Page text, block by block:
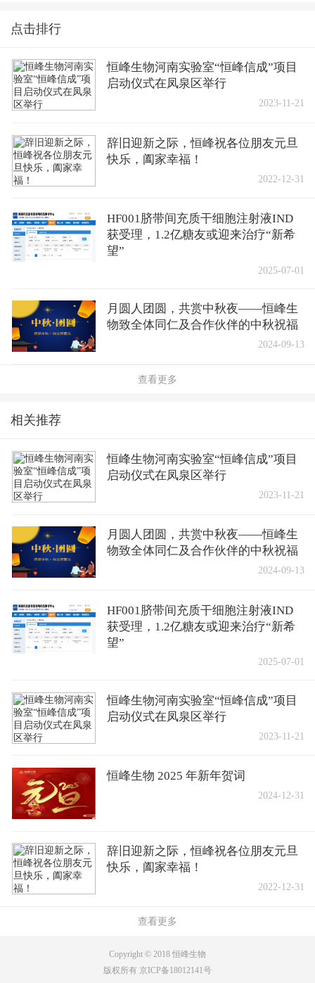
点击排行
恒峰生物河南实验室“恒峰信成”项目
启动仪式在凤泉区举行
2023-11-21
辞旧迎新之际，恒峰祝各位朋友元旦
快乐，阖家幸福！
2022-12-31
HF001脐带间充质干细胞注射液IND
获受理，1.2亿糖友或迎来治疗“新希
望”
2025-07-01
月圆人团圆，共赏中秋夜——恒峰生
物致全体同仁及合作伙伴的中秋祝福
2024-09-13
查看更多
相关推荐
恒峰生物河南实验室“恒峰信成”项目
启动仪式在凤泉区举行
2023-11-21
月圆人团圆，共赏中秋夜——恒峰生
物致全体同仁及合作伙伴的中秋祝福
2024-09-13
HF001脐带间充质干细胞注射液IND
获受理，1.2亿糖友或迎来治疗“新希
望”
2025-07-01
恒峰生物河南实验室“恒峰信成”项目
启动仪式在凤泉区举行
2023-11-21
恒峰生物 2025 年新年贺词
2024-12-31
辞旧迎新之际，恒峰祝各位朋友元旦
快乐，阖家幸福！
2022-12-31
查看更多
Copyright © 2018 恒峰生物
版权所有 京ICP备18012141号